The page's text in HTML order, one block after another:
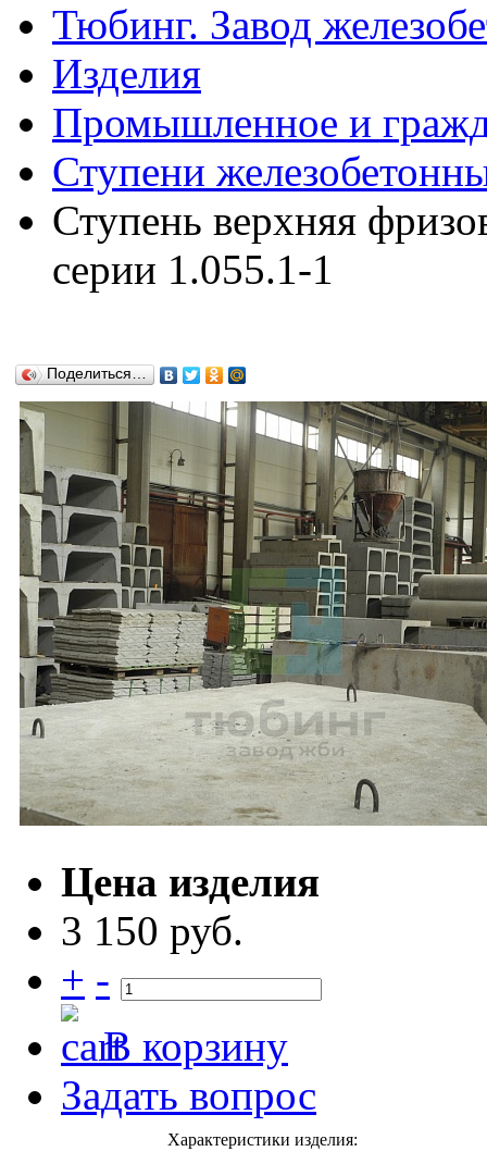
Тюбинг. Завод
Изделия
Промышленное и
Ступени
Ступень верхняя
серии 1.055.1-1
Поделиться…
Цена изделия
3 150 руб.
+ -
В корзину
Задать вопрос
Характеристики изделия: